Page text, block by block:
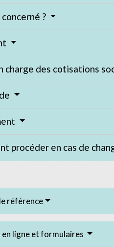
?
charge des cotisations
procéder en cas de
référence
en ligne et formulaires